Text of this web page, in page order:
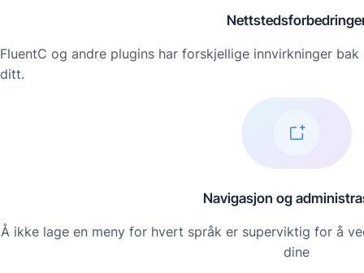
FluentC og andre plugins har forskjellige innvirkninger
ditt.
Navigasjon og
Å ikke lage en meny for hvert språk er superviktig for å
dine